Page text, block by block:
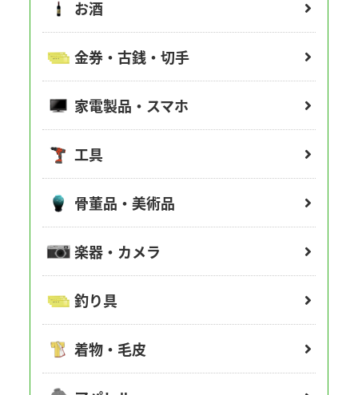
お酒
金券・古銭・切手
家電製品・スマホ
工具
骨董品・美術品
楽器・カメラ
釣り具
着物・毛皮